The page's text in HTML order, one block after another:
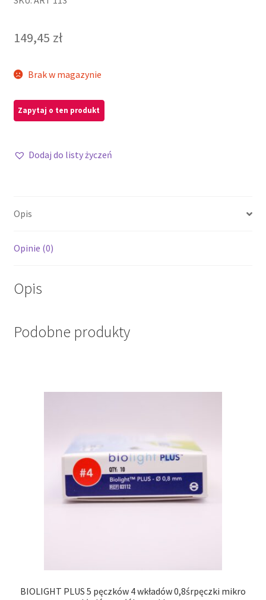
149,45 zł
Brak w magazynie
Dodaj do listy życzeń
Opis
Opinie (0)
Opis
Podobne produkty
BIOLIGHT PLUS 5 pęczków 4 wkładów 0,8śrpęczki mikro